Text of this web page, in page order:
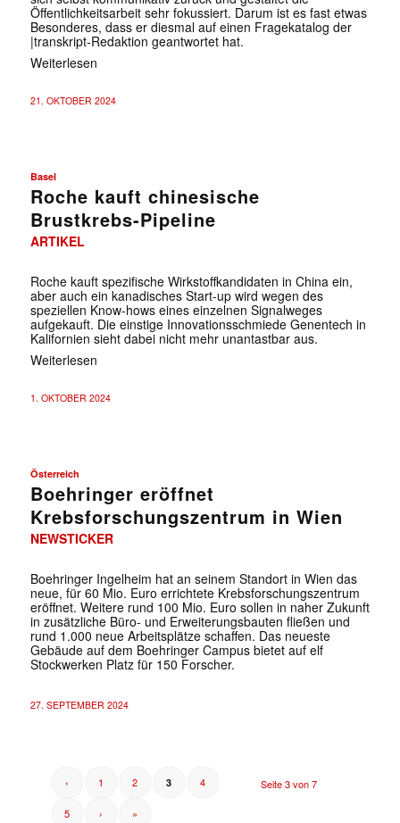
Öffentlichkeitsarbeit sehr fokussiert. Darum ist es fast etwas
Besonderes, dass er diesmal auf einen Fragekatalog der
|transkript-Redaktion geantwortet hat.
Weiterlesen
21. OKTOBER 2024
Basel
Roche kauft chinesische
Brustkrebs-Pipeline
ARTIKEL
Roche kauft spezifische Wirkstoffkandidaten in China ein,
aber auch ein kanadisches Start-up wird wegen des
speziellen Know-hows eines einzelnen Signalweges
aufgekauft. Die einstige Innovationsschmiede Genentech in
Kalifornien sieht dabei nicht mehr unantastbar aus.
Weiterlesen
1. OKTOBER 2024
Österreich
Boehringer eröffnet
Krebsforschungszentrum in Wien
NEWSTICKER
Boehringer Ingelheim hat an seinem Standort in Wien das
neue, für 60 Mio. Euro errichtete Krebsforschungszentrum
eröffnet. Weitere rund 100 Mio. Euro sollen in naher Zukunft
in zusätzliche Büro- und Erweiterungsbauten fließen und
rund 1.000 neue Arbeitsplätze schaffen. Das neueste
Gebäude auf dem Boehringer Campus bietet auf elf
Stockwerken Platz für 150 Forscher.
27. SEPTEMBER 2024
Seite 3 von 7
‹ 1 2 3 4
5 › »